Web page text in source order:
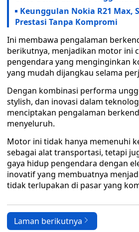
Keunggulan Nokia R21 Max,
Prestasi Tanpa Kompromi
Ini membawa pengalaman
berikutnya, menjadikan motor ini
pengendara yang menginginkan
yang mudah dijangkau selama
Dengan kombinasi performa
stylish, dan inovasi dalam
menciptakan pengalaman
menyeluruh.
Motor ini tidak hanya memenuhi
sebagai alat transportasi, tetapi
gaya hidup pengendara dengan
inovatif yang membuatnya
tidak terlupakan di pasar yang
Laman berikutnya